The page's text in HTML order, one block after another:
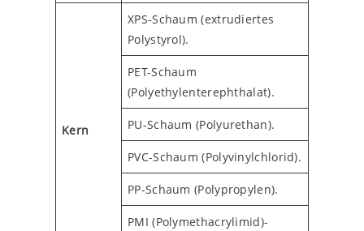
Kern
XPS-Schaum (extrudiertes
Polystyrol).
PET-Schaum
(Polyethylenterephthalat).
PU-Schaum (Polyurethan).
PVC-Schaum (Polyvinylchlorid).
PP-Schaum (Polypropylen).
PMI (Polymethacrylimid)-